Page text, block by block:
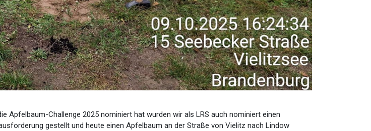
Apfelbaum-Challenge 2025 nominiert hat wurden wir als LRS auch nominiert einen
gestellt und heute einen Apfelbaum an der Straße von Vielitz nach Lindow